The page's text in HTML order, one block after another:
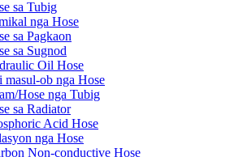
sa Tubig
nga Hose
sa Pagkaon
sa Sugnod
Oil Hose
masul-ob nga Hose
Hose nga Tubig
sa Radiator
Acid Hose
nga Hose
Non-conductive Hose